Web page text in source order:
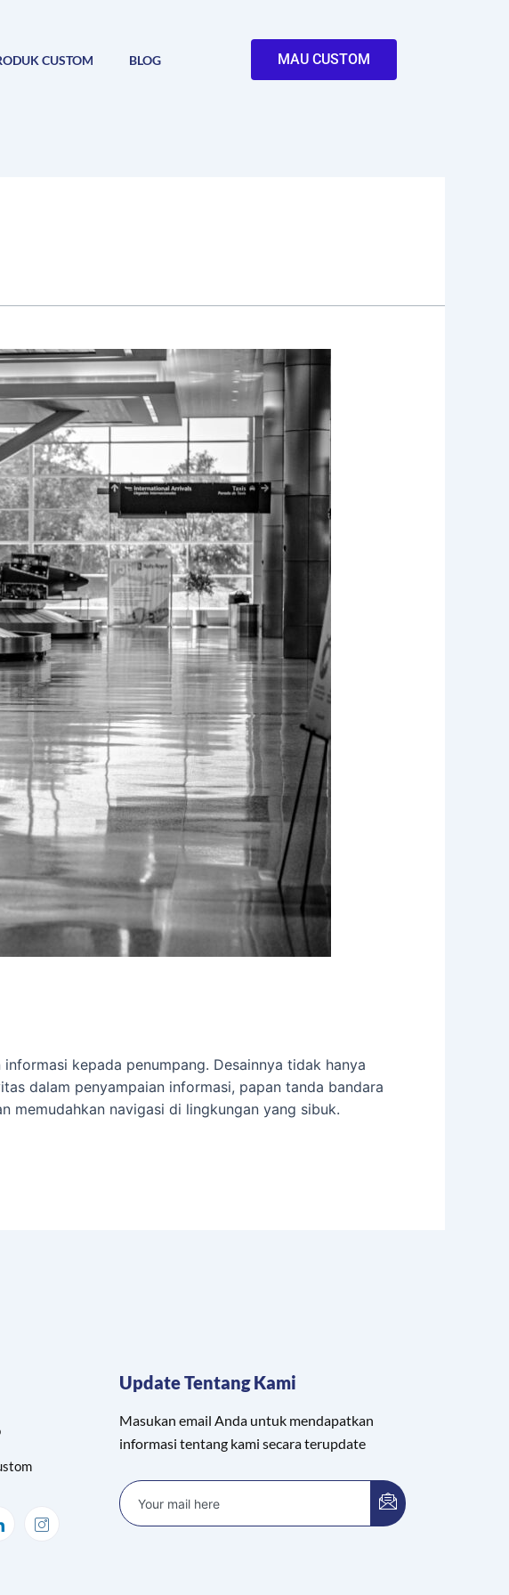
CUSTOM BLOG MAU CUSTOM
kepada penumpang. Desainnya tidak hanya
dalam penyampaian informasi, papan tanda bandara
memudahkan navigasi di lingkungan yang sibuk.
Update Tentang Kami
Masukan email Anda untuk mendapatkan
informasi tentang kami secara terupdate